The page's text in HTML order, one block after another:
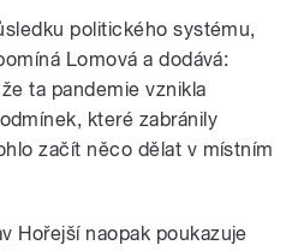
politického systému,
Lomová a dodává:
ta pandemie vznikla
které zabránily
začít něco dělat v místním
Hořejší naopak poukazuje